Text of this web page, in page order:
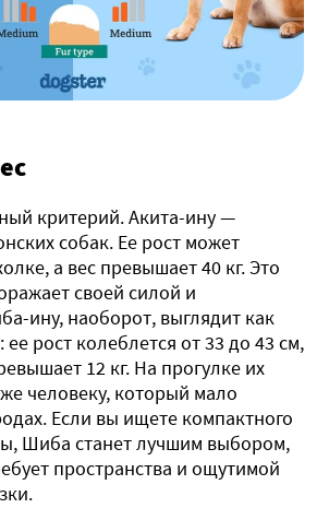
критерий. Акита-ину —
собак. Ее рост может
а вес превышает 40 кг. Это
своей силой и
ину, наоборот, выглядит как
рост колеблется от 33 до 43 см,
12 кг. На прогулке их
человеку, который мало
Если вы ищете компактного
Шиба станет лучшим выбором,
пространства и ощутимой